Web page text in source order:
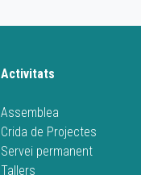
Activitats
Assemblea
Crida de Projectes
Servei permanent
Tallers